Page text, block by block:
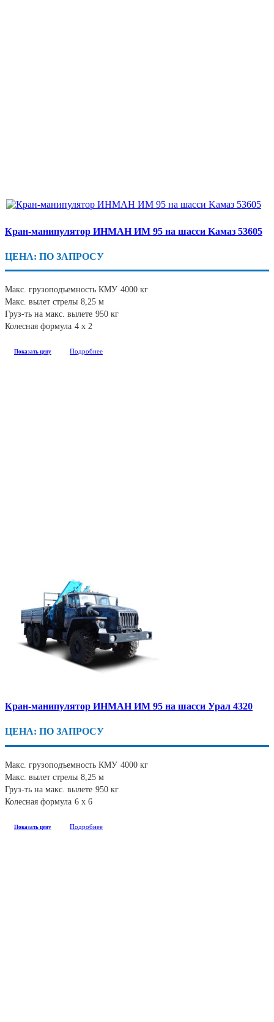
Кран-манипулятор ИНМАН ИМ 95 на шасси Kамаз 53605
ЦЕНА: ПО ЗАПРОСУ
Макс. грузоподъемность КМУ 4000 кг
Макс. вылет стрелы 8,25 м
Груз-ть на макс. вылете 950 кг
Колесная формула 4 х 2
Показать цену Подробнее
Кран-манипулятор ИНМАН ИМ 95 на шасси Урал 4320
ЦЕНА: ПО ЗАПРОСУ
Макс. грузоподъемность КМУ 4000 кг
Макс. вылет стрелы 8,25 м
Груз-ть на макс. вылете 950 кг
Колесная формула 6 х 6
Показать цену Подробнее